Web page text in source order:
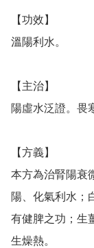
【功效】
溫陽利水。
【主治】
陽虛水泛證。畏
【方義】
本方為治腎陽衰
陽、化氣利水；
有健脾之功；生
生燥熱。